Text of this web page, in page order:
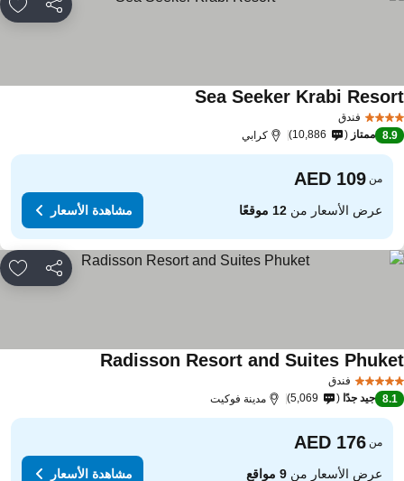
مشاركة
فندق
Sea Seeker Krabi
8.9 ممتاز 10,886 كرابي
من
عرض الأسعار من12 موقعًا مشاهدة الأسعار
مشاركة
فندق
Radisson Resort and Suites
8.1 جيد جدًا 5,069 مدينة فوكيت
من
عرض الأسعار من9 مواقع مشاهدة الأسعار